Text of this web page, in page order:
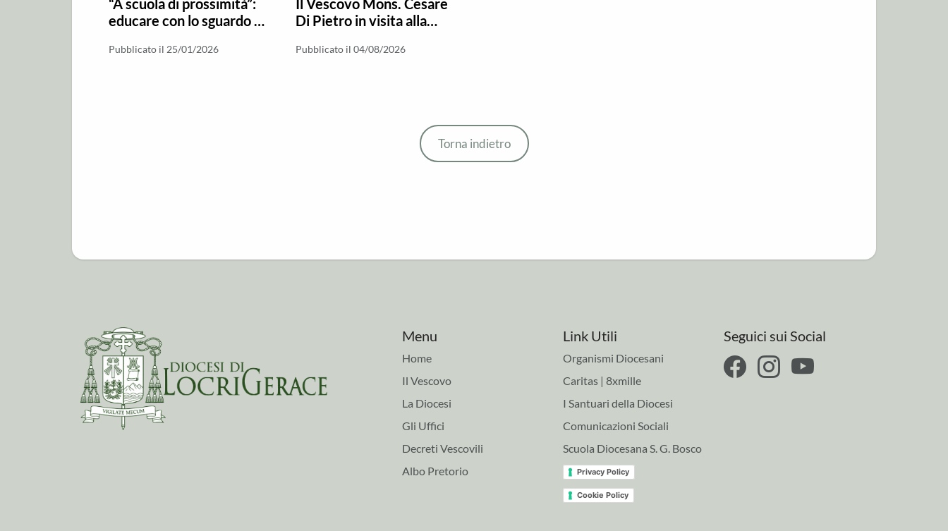
“A scuola di prossimità”:
educare con lo sguardo di
Pubblicato il 25/01/2026
Il Vescovo Mons. Cesare
Di Pietro in visita alla
Locri
Pubblicato il 04/08/2026
Torna indietro
Menu
Home
Il Vescovo
La Diocesi
Gli Uffici
Decreti Vescovili
Albo Pretorio
Link Utili
Organismi Diocesani
Caritas | 8xmille
I Santuari della Diocesi
Comunicazioni Sociali
Scuola Diocesana S. G. Bosco
Privacy Policy
Cookie Policy
Seguici sui Social